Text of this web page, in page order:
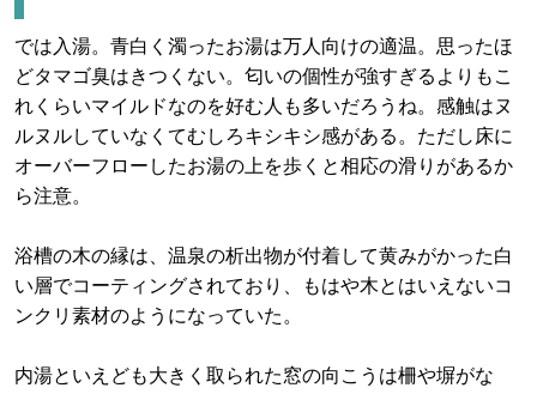
では入湯。青白く濁ったお湯は万人向けの適温。思ったほ
どタマゴ臭はきつくない。匂いの個性が強すぎるよりもこ
れくらいマイルドなのを好む人も多いだろうね。感触はヌ
ルヌルしていなくてむしろキシキシ感がある。ただし床に
オーバーフローしたお湯の上を歩くと相応の滑りがあるか
ら注意。
浴槽の木の縁は、温泉の析出物が付着して黄みがかった白
い層でコーティングされており、もはや木とはいえないコ
ンクリ素材のようになっていた。
内湯といえども大きく取られた窓の向こうは柵や塀がな